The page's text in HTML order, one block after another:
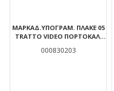
ΜΑΡΚΑΔ.ΥΠΟΓΡΑΜ. ΠΛΑΚΕ 05
TRATTO VIDEO ΠΟΡΤΟΚΑΛΙ
000830203